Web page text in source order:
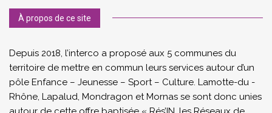
À propos de ce site
Depuis 2018, l’interco a proposé aux 5 communes du
territoire de mettre en commun leurs services autour d’un
pôle Enfance – Jeunesse – Sport – Culture. Lamotte-du -
Rhône, Lapalud, Mondragon et Mornas se sont donc unies